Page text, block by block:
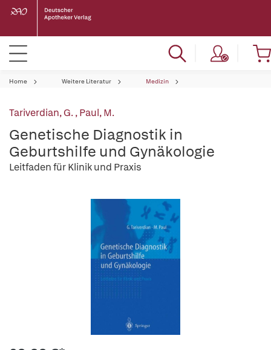
Home Weitere Literatur Medizin
Tariverdian, G.,Paul, M.
Genetische Diagnostik in
Geburtshilfe und Gynäkologie
Leitfaden für Klinik und Praxis